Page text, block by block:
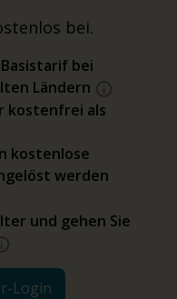
bei.
bei
Ländern
kostenfrei als
kostenlose
werden
und gehen Sie
Login